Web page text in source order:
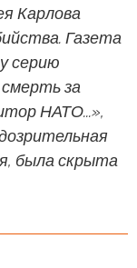
Карлова
Газета
серию
за
НАТО...»,
была скрыта